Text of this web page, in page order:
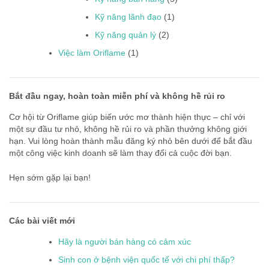
Kỹ năng lãnh đạo (1)
Kỹ năng quản lý (2)
Việc làm Oriflame (1)
Bắt đầu ngay, hoàn toàn miễn phí và không hề rủi ro
Cơ hội từ Oriflame giúp biến ước mơ thành hiện thực – chỉ với
một sự đầu tư nhỏ, không hề rủi ro và phần thưởng không giới
hạn. Vui lòng hoàn thành mẫu đăng ký nhỏ bên dưới để bắt đầu
một công việc kinh doanh sẽ làm thay đổi cả cuộc đời bạn.
Hẹn sớm gặp lại bạn!
Các bài viết mới
Hãy là người bán hàng có cảm xúc
Sinh con ở bệnh viện quốc tế với chi phí thấp?